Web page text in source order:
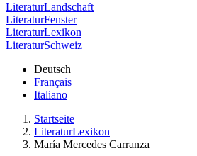
LiteraturLandschaft
LiteraturFenster
LiteraturLexikon
LiteraturSchweiz
Deutsch
Français
Italiano
Startseite
LiteraturLexikon
María Mercedes Carranza